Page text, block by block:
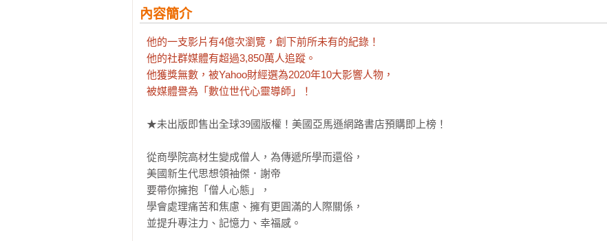
內容簡介
他的一支影片有4億次瀏覽，創下前所未有的紀錄！
他的社群媒體有超過3,850萬人追蹤。
他獲獎無數，被Yahoo財經選為2020年10大影響人物，
被媒體譽為「數位世代心靈導師」！
★未出版即售出全球39國版權！美國亞馬遜網路書店預購即上榜！
從商學院高材生變成僧人，為傳遞所學而還俗，
美國新生代思想領袖傑．謝帝
要帶你擁抱「僧人心態」，
學會處理痛苦和焦慮、擁有更圓滿的人際關係，
並提升專注力、記憶力、幸福感。